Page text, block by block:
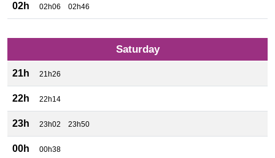
02h 02h06 02h46
Saturday
21h 21h26
22h 22h14
23h 23h02 23h50
00h 00h38